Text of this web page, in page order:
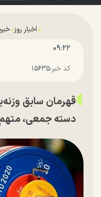
اخبار روز
۰۹:۲۲
کد خبر:۱۵۶۳۵
قهرمان سابق
دسته جمعی،